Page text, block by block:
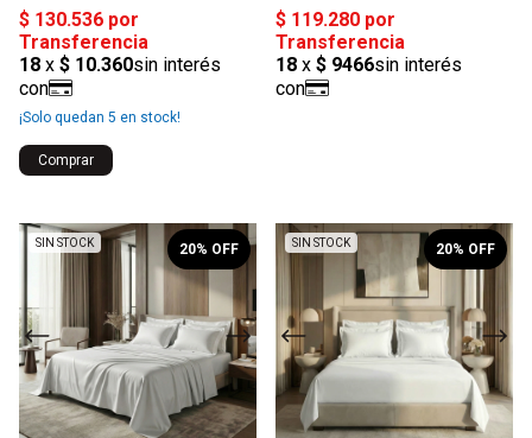
¡Solo quedan 5 en stock!
Comprar
1/6
SIN STOCK 20% OFF 1/6
SIN STOCK 20% OFF